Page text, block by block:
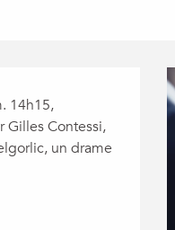
14h15,
Gilles Contessi,
un drame